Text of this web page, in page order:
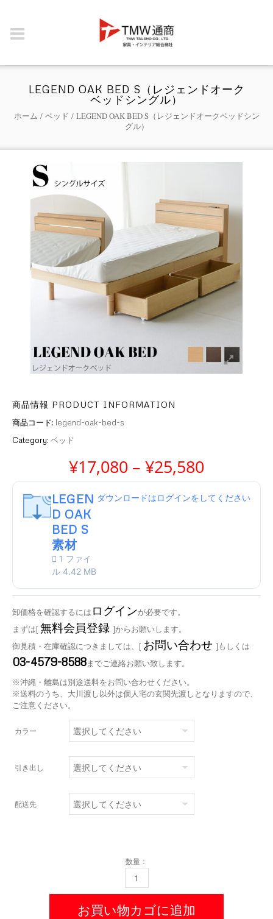
LEGEND OAK BED S（レジェンドオーク
ベッドシングル）
ホーム / ベッド / LEGEND OAK BED S（レジェンドオークベッドシン
グル）
商品情報 PRODUCT INFORMATION
商品コード: legend-oak-bed-s
Category: ベッド
¥17,080 – ¥25,580
LEGEN
D OAK
BED S
素材
1 ファイ
ル 4.42 MB
ダウンロードはログインをしてください
卸価格を確認するには ログインが必要です。
まずは[ 無料会員登録 ]からお願いします。
御見積・在庫確認につきましては、[ お問い合わせ ]もしくは
03-4579-8588までご連絡お願い致します。
※沖縄・離島は別途送料をお問い合わせください。
※送料のうち、大川渡し以外は個人宅の玄関先渡しとなりますので、
ご注意ください。
カラー
引き出し
配送先
数量：
LEGEND OAK BED S（レジェンドオークベッ
お買い物カゴに追加